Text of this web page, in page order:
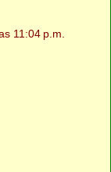
11:04 p.m.